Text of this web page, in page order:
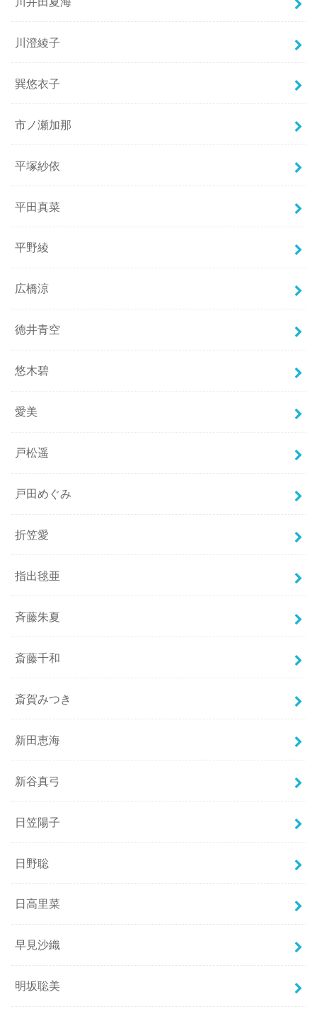
川澄綾子
巽悠衣子
市ノ瀬加那
平塚紗依
平田真菜
平野綾
広橋涼
徳井青空
悠木碧
愛美
戸松遥
戸田めぐみ
折笠愛
指出毬亜
斉藤朱夏
斎藤千和
斎賀みつき
新田恵海
新谷真弓
日笠陽子
日野聡
日高里菜
早見沙織
明坂聡美